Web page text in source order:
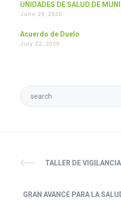
UNIDADES DE SALUD DE
June 29, 2020
Acuerdo de Duelo
July 22, 2020
TALLER DE
GRAN AVANCE PARA LA